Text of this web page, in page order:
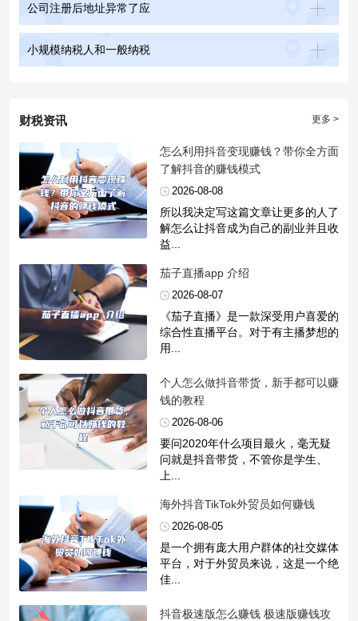
公司注册后地址异常了应
小规模纳税人和一般纳税
更多 >
财税资讯
​怎么利用抖音变现赚钱？带你全方面
了解抖音的赚钱模式
2026-08-08
所以我决定写这篇文章让更多的人了
解怎么让抖音成为自己的副业并且收
益...
​茄子直播app 介绍
2026-08-07
《茄子直播》是一款深受用户喜爱的
综合性直播平台。对于有主播梦想的
用...
​个人怎么做抖音带货，新手都可以赚
钱的教程
2026-08-06
要问2020年什么项目最火，毫无疑
问就是抖音带货，不管你是学生、
上...
​海外抖音TikTok外贸员如何赚钱
2026-08-05
是一个拥有庞大用户群体的社交媒体
平台，对于外贸员来说，这是一个绝
佳...
​抖音极速版怎么赚钱 极速版赚钱攻